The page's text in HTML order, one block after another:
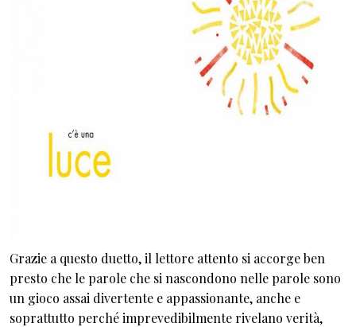
Grazie a questo duetto, il lettore attento si accorge ben
presto che le parole che si nascondono nelle parole sono
un gioco assai divertente e appassionante, anche e
soprattutto perché imprevedibilmente rivelano verità,